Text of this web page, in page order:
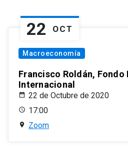
22 OCT
Macroeconomía
Francisco Roldán,
Internacional
22 de Octubre de 2020
17:00
Zoom